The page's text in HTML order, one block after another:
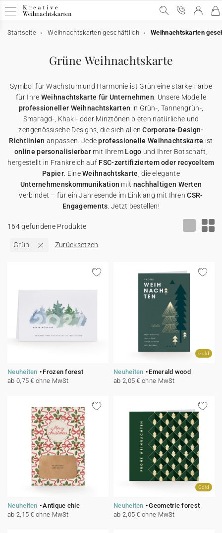
Geschäftliche Weihnachtskarten
Geschäftliche Weihnachtskarten
Alle geschäftlichen Weihnachtskarten
Weihnachtskarten mit Gold
Lustige Weihnachtskarten
Weihnachtliche Karten
Originelle Weihnachtskarten
Karten mit Blumensamen
E-Karten
Alle E-Karten
Animierte E-Karten
Weihnachtskarten-Video
Weihnachtskarten-Video Premium
Weihnachtskarten mit Schokolade
Weihnachtskarten mit Schokolade
Alle Weihnachtskarten mit Schokolade
Schokoladenetui
Schokoladentafel
Karte mit zwei Schokoladen
★ Gratis Musterkarten
★ Angebot anfragen
Werbeartikel für Unternehmen
Werbeartikel für Unternehmen
Alle Werbeartikel
Poster
Einwegkameras
Geschenkgutscheine
Danksagungskarten
Aufkleber
Startseite Weihnachtskarten geschäftlich Weihnachtskarten
Grüne Weihnachtskarte
Symbol für Wachstum und Harmonie ist Grün eine starke Farbe
für Ihre Weihnachtskarte für Unternehmen . Unsere Modelle
professioneller Weihnachtskarten in Grün-, Tannengrün-,
Smaragd-, Khaki- oder Minztönen bieten natürliche und
zeitgenössische Designs, die sich allenCorporate-Design-
Richtlinien anpassen. Jedeprofessionelle Weihnachtskarte ist
online personalisierbar mit Ihrem Logo und Ihrer Botschaft,
hergestellt in Frankreich auf FSC-zertifiziertem oder recyceltem
Papier . EineWeihnachtskarte , die elegante
Unternehmenskommunikation mit nachhaltigen Werten
verbindet – für ein Jahresende im Einklang mit IhrenCSR-
Engagements . Jetzt bestellen!
Grün Zurücksetzen
164 gefundene Produkte
Neuheiten
Frozen forest
ab 0,75 € ohne MwSt
Gold
Neuheiten
Emerald wood
ab 2,05 € ohne MwSt
Neuheiten
Antique chic
ab 2,15 € ohne MwSt
Gold
Neuheiten
Geometric forest
ab 2,05 € ohne MwSt